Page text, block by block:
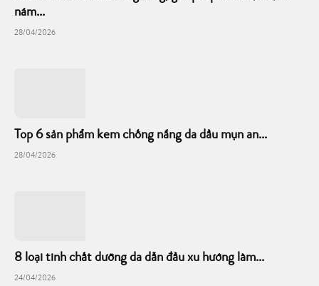
nám...
28/04/2026
Top 6 sản phẩm kem chống nắng da dầu mụn an...
28/04/2026
8 loại tinh chất dưỡng da dẫn đầu xu hướng làm...
24/04/2026